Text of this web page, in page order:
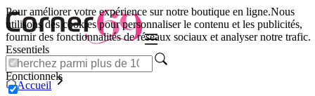
Pour améliorer votre expérience sur notre boutique en ligne.Nous
utilisons des cookies pour personnaliser le contenu et les publicités,
fournir des fonctionnalités de réseaux sociaux et analyser notre trafic.
Essentiels
Fonctionnels
Accueil